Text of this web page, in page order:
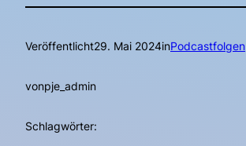
Veröffentlicht29. Mai 2024inPodcastfolgen
vonpje_admin
Schlagwörter: